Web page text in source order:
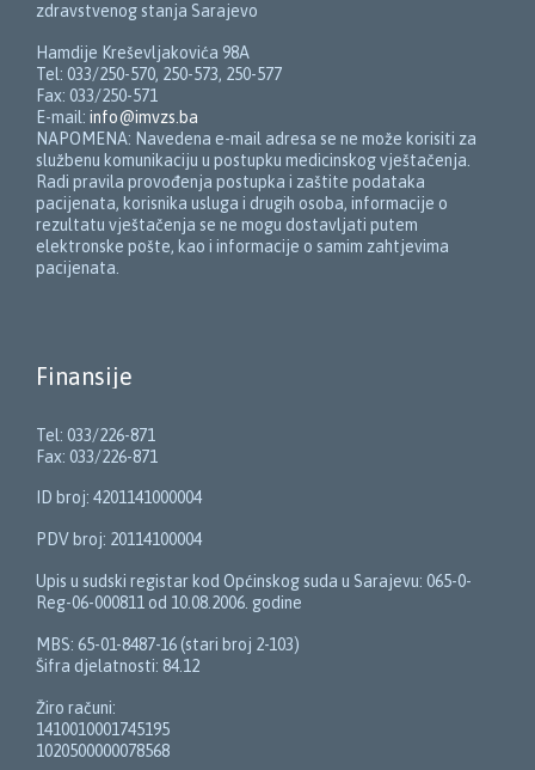
zdravstvenog stanja Sarajevo
Hamdije Kreševljakovića 98A
Tel: 033/250-570, 250-573, 250-577
Fax: 033/250-571
E-mail: info@imvzs.ba
NAPOMENA: Navedena e-mail adresa se ne može korisiti za
službenu komunikaciju u postupku medicinskog vještačenja.
Radi pravila provođenja postupka i zaštite podataka
pacijenata, korisnika usluga i drugih osoba, informacije o
rezultatu vještačenja se ne mogu dostavljati putem
elektronske pošte, kao i informacije o samim zahtjevima
pacijenata.
Finansije
Tel: 033/226-871
Fax: 033/226-871
ID broj: 4201141000004
PDV broj: 20114100004
Upis u sudski registar kod Općinskog suda u Sarajevu: 065-0-
Reg-06-000811 od 10.08.2006. godine
MBS: 65-01-8487-16 (stari broj 2-103)
Šifra djelatnosti: 84.12
Žiro računi:
1410010001745195
1020500000078568